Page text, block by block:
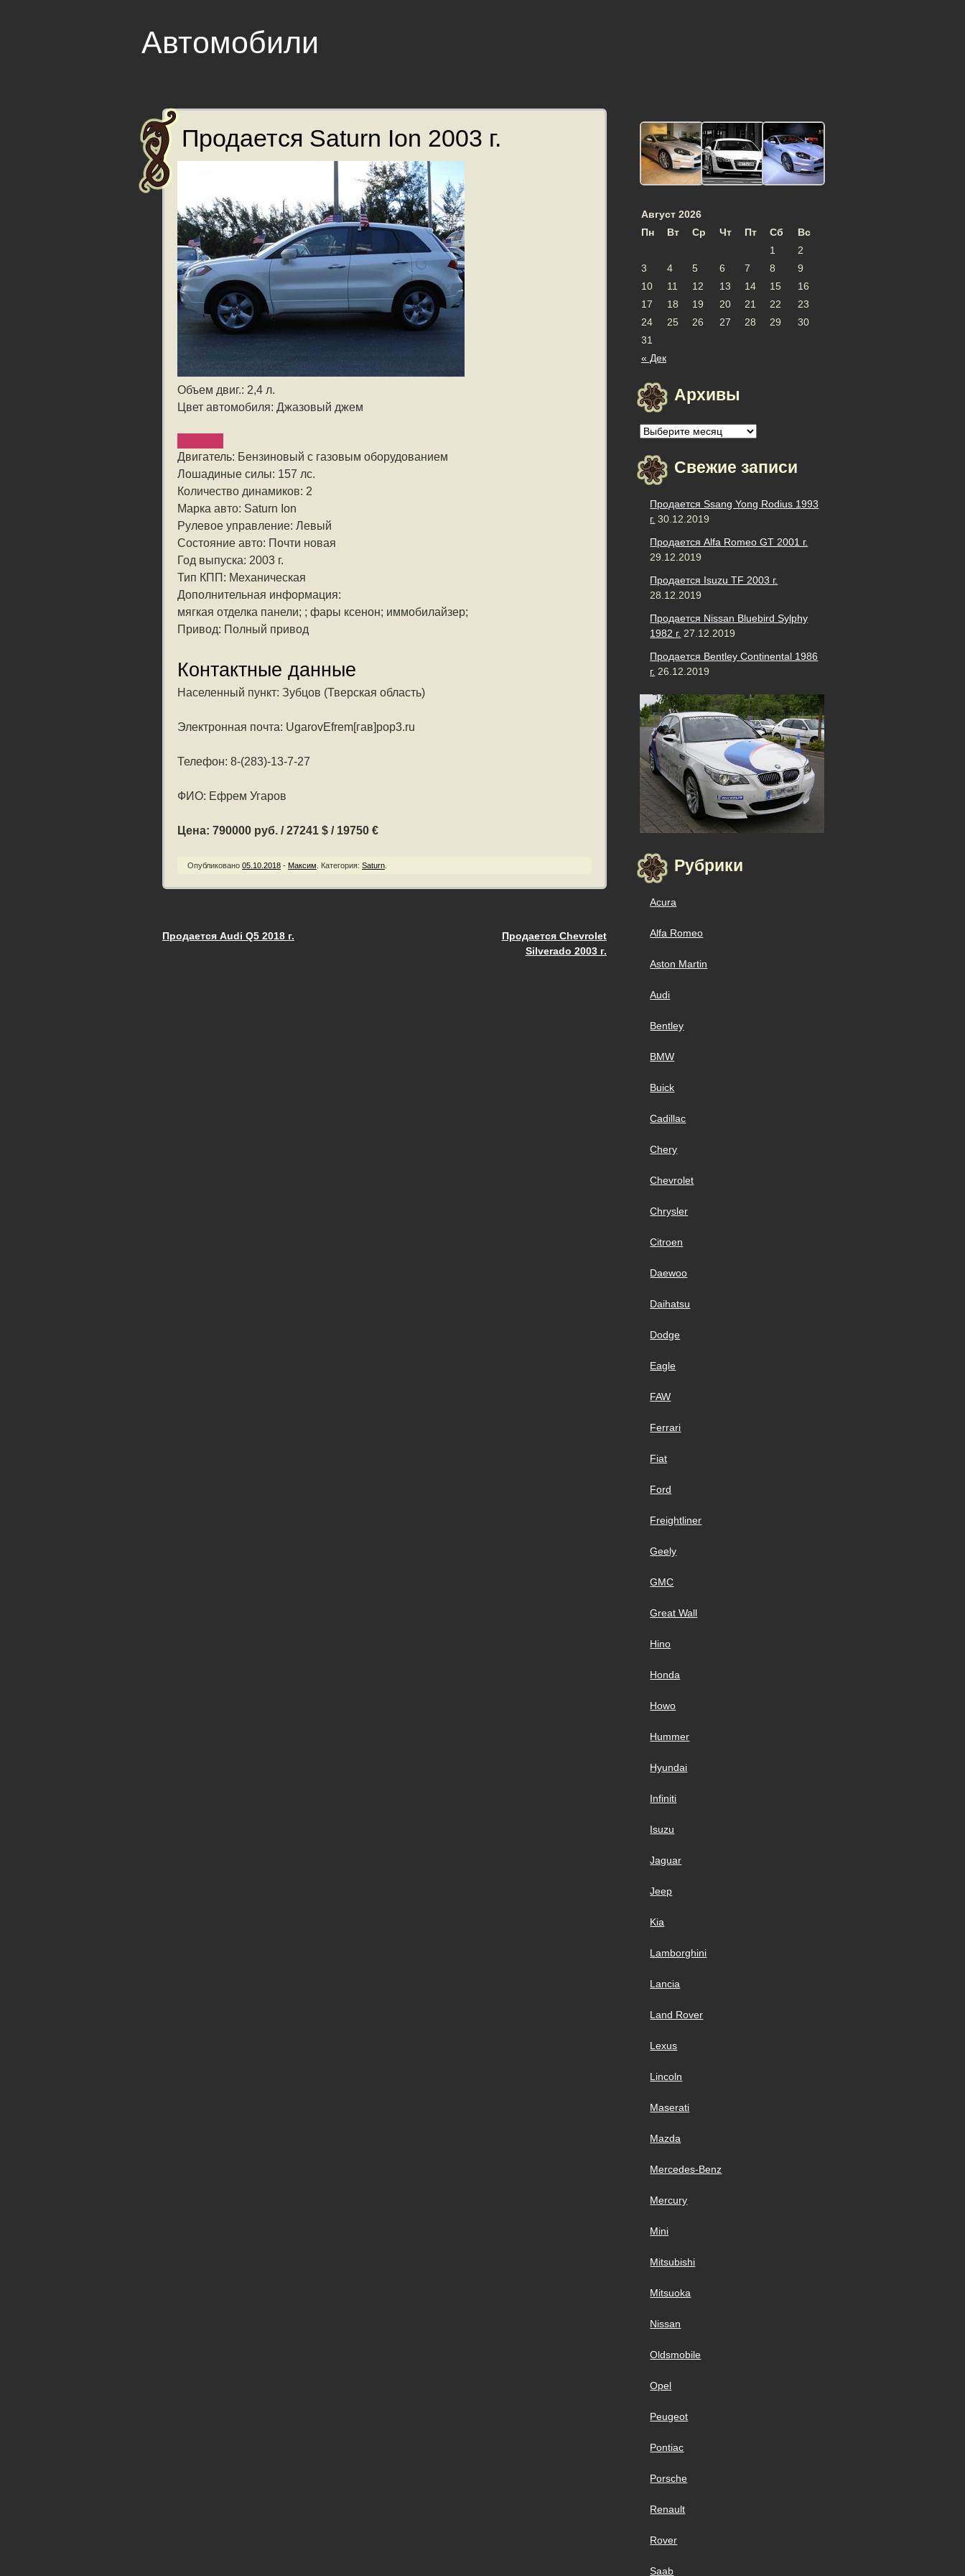
Автомобили
Продается Saturn Ion 2003 г.
Объем двиг.: 2,4 л.
Цвет автомобиля: Джазовый джем
Двигатель: Бензиновый с газовым оборудованием
Лошадиные силы: 157 лс.
Количество динамиков: 2
Марка авто: Saturn Ion
Рулевое управление: Левый
Состояние авто: Почти новая
Год выпуска: 2003 г.
Тип КПП: Механическая
Дополнительная информация:
мягкая отделка панели; ; фары ксенон; иммобилайзер;
Привод: Полный привод
Контактные данные
Населенный пункт: Зубцов (Тверская область)
Электронная почта: UgarovEfrem[гав]pop3.ru
Телефон: 8-(283)-13-7-27
ФИО: Ефрем Угаров
Цена: 790000 руб. / 27241 $ / 19750 €
Опубликовано 05.10.2018 - Максим Категория: Saturn
Запись навигация
Продается Audi Q5 2018 г.
Продается Chevrolet
Silverado 2003 г.
Август 2026
Пн
Вт Ср Чт Пт Сб Вс
« Дек
1
2
3
4 5 6 7 8
9
10
11 12 13 14 15
16
17
18 19 20 21 22
23
24
25 26 27 28 29
30
31
Архивы
Архивы
Свежие записи
Продается Ssang Yong Rodius 1993
г. 30.12.2019
Продается Alfa Romeo GT 2001 г.
29.12.2019
Продается Isuzu TF 2003 г.
28.12.2019
Продается Nissan Bluebird Sylphy
1982 г. 27.12.2019
Продается Bentley Continental 1986
г. 26.12.2019
Рубрики
Acura
Alfa Romeo
Aston Martin
Audi
Bentley
BMW
Buick
Cadillac
Chery
Chevrolet
Chrysler
Citroen
Daewoo
Daihatsu
Dodge
Eagle
FAW
Ferrari
Fiat
Ford
Freightliner
Geely
GMC
Great Wall
Hino
Honda
Howo
Hummer
Hyundai
Infiniti
Isuzu
Jaguar
Jeep
Kia
Lamborghini
Lancia
Land Rover
Lexus
Lincoln
Maserati
Mazda
Mercedes-Benz
Mercury
Mini
Mitsubishi
Mitsuoka
Nissan
Oldsmobile
Opel
Peugeot
Pontiac
Porsche
Renault
Rover
Saab